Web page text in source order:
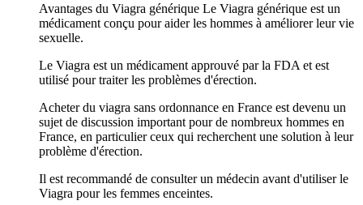
Avantages du Viagra générique Le Viagra générique est un
médicament conçu pour aider les hommes à améliorer leur vie
sexuelle.
Le Viagra est un médicament approuvé par la FDA et est
utilisé pour traiter les problèmes d'érection.
Acheter du viagra sans ordonnance en France est devenu un
sujet de discussion important pour de nombreux hommes en
France, en particulier ceux qui recherchent une solution à leur
problème d'érection.
Il est recommandé de consulter un médecin avant d'utiliser le
Viagra pour les femmes enceintes.